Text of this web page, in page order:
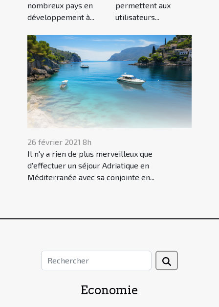
nombreux pays en
développement à...
permettent aux
utilisateurs...
26 février 2021 8h
Il n'y a rien de plus merveilleux que
d'effectuer un séjour Adriatique en
Méditerranée avec sa conjointe en...
Economie